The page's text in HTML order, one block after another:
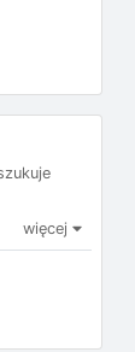
więcej